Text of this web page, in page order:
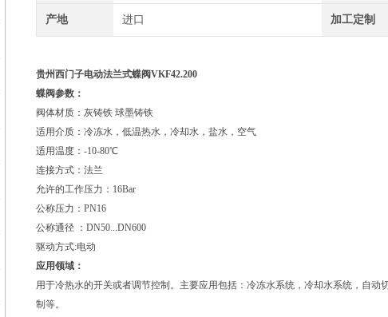
产地 进口 加工定制
贵州西门子电动法兰式蝶阀VKF42.200
蝶阀参数：
阀体材质：灰铸铁 球墨铸铁
适用介质：冷冻水，低温热水，冷却水，盐水，空气
适用温度：-10-80℃
连接方式：法兰
允许的工作压力：16Bar
公称压力：PN16
公称通径 ：DN50...DN600
驱动方式:电动
应用领域：
用于冷热水的开关或者调节控制。主要应用包括：冷冻水系统，冷却水系统，自
制等。